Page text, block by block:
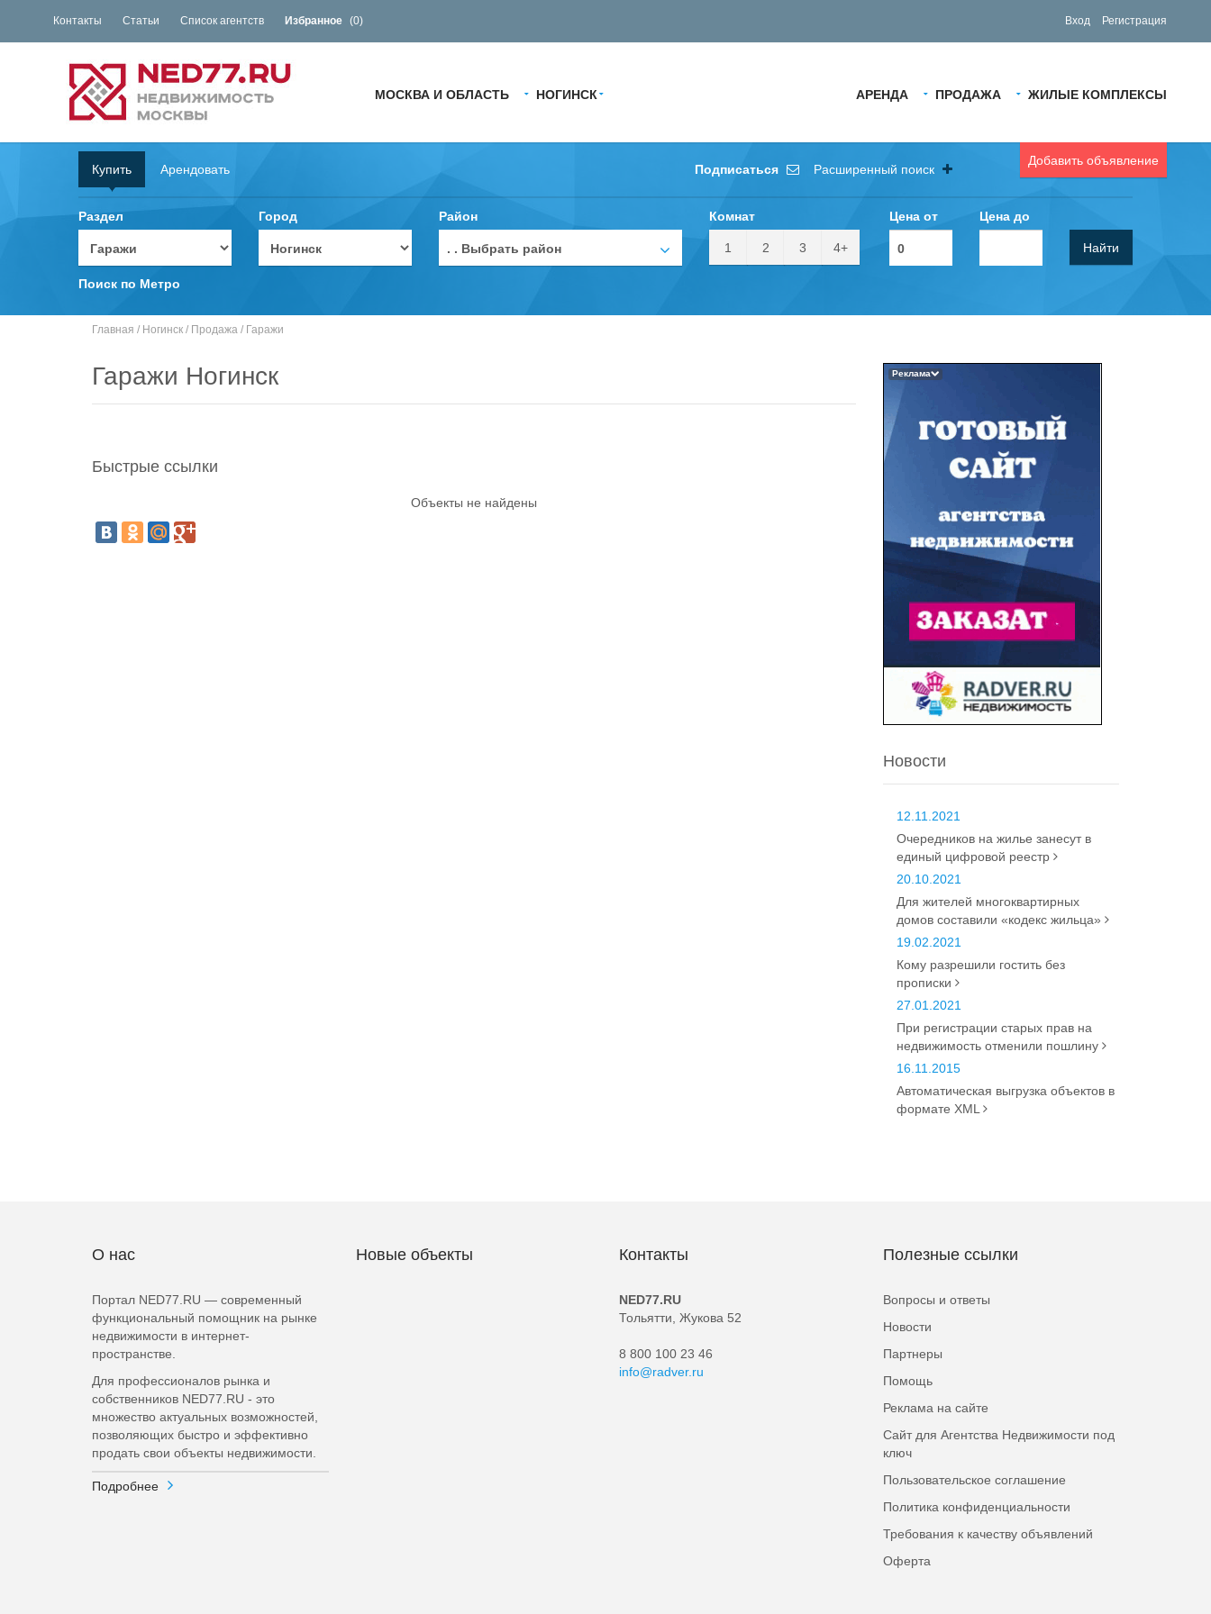
Контакты Статьи Список агентств Избранное (0) Вход Регистрация
АРЕНДА ПРОДАЖА ЖИЛЫЕ КОМПЛЕКСЫ
МОСКВА И ОБЛАСТЬ НОГИНСК
Добавить объявление
Купить Арендовать Подписаться Расширенный поиск
Раздел Город Район
. . Выбрать район
Комнат
1 2 3 4+
Цена от Цена до
Найти
Поиск по Метро
Главная / Ногинск / Продажа / Гаражи
Гаражи Ногинск
Быстрые ссылки
Объекты не найдены
Реклама
Новости
12.11.2021
Очередников на жилье занесут в
единый цифровой реестр
20.10.2021
Для жителей многоквартирных
домов составили «кодекс жильца»
19.02.2021
Кому разрешили гостить без
прописки
27.01.2021
При регистрации старых прав на
недвижимость отменили пошлину
16.11.2015
Автоматическая выгрузка объектов в
формате XML
О нас
Портал NED77.RU — современный
функциональный помощник на рынке
недвижимости в интернет-
пространстве.
Для профессионалов рынка и
собственников NED77.RU - это
множество актуальных возможностей,
позволяющих быстро и эффективно
продать свои объекты недвижимости.
Подробнее
Новые объекты Контакты
NED77.RU
Тольятти, Жукова 52
8 800 100 23 46
info@radver.ru
Полезные ссылки
Вопросы и ответы
Новости
Партнеры
Помощь
Реклама на сайте
Сайт для Агентства Недвижимости под
ключ
Пользовательское соглашение
Политика конфиденциальности
Требования к качеству объявлений
Оферта